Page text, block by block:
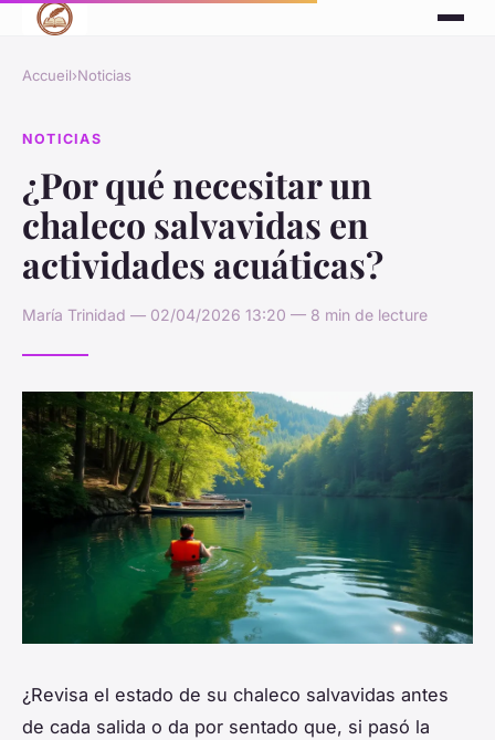
Accueil›Noticias
NOTICIAS
¿Por qué necesitar un
chaleco salvavidas en
actividades acuáticas?
María Trinidad — 02/04/2026 13:20 — 8 min de lecture
¿Revisa el estado de su chaleco salvavidas antes
de cada salida o da por sentado que, si pasó la